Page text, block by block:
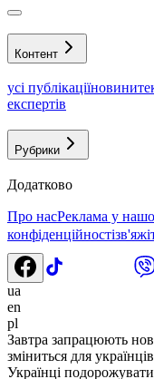
Контент
усі публікаціїновини
експертів
Рубрики
Додатково
Про насРеклама у
конфіденційності
ua
en
pl
Завтра запрацюють
зміниться для
Українці